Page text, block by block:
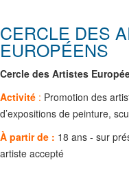
CERCLE DES
EUROPÉENS
Cercle des Artistes
Activité : Promotion des
d’expositions de peinture,
À partir de : 18 ans - sur
artiste accepté